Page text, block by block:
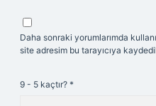
Daha sonraki yorumlarımda
site adresim bu tarayıcıya
9 - 5 kaçtır? *